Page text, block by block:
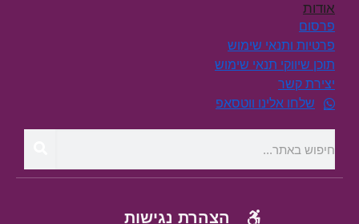
אודות
פרסום
פרטיות ותנאי שימוש
תוכן שיווקי תנאי שימוש
יצירת קשר
שלחו אלינו ווטסאפ
הצהרת נגישות